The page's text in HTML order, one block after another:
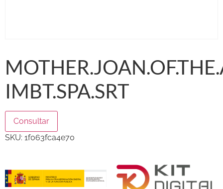
IMBT.SPA.SRT
Consultar
SKU: 1f063fca4e70